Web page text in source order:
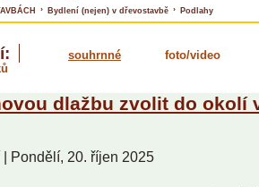
› Bydlení (nejen) v dřevostavbě › Podlahy
souhrnné
foto/video
dlažbu zvolit do okolí
| Pondělí, 20. říjen 2025